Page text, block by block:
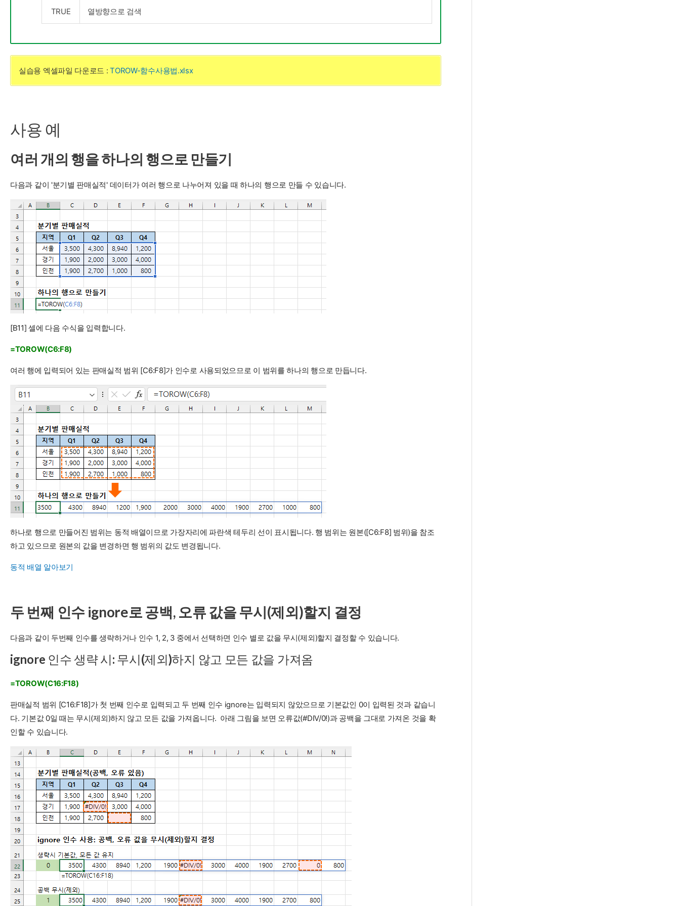
TRUE 열방향으로 검색
실습용 엑셀파일 다운로드 :TOROW-함수사용법.xlsx
사용 예
여러 개의 행을 하나의 행으로 만들기
다음과 같이 '분기별 판매실적' 데이터가 여러 행으로 나누어져 있을 때 하나의 행으로 만들 수 있습니다.
[B11] 셀에 다음 수식을 입력합니다.
=TOROW(C6:F8)
여러 행에 입력되어 있는 판매실적 범위 [C6:F8]가 인수로 사용되었으므로 이 범위를 하나의 행으로 만듭니다.
하나로 행으로 만들어진 범위는 동적 배열이므로 가장자리에 파란색 테두리 선이 표시됩니다. 행 범위는 원본([C6:F8] 범위)을 참조
하고 있으므로 원본의 값을 변경하면 행 범위의 값도 변경됩니다.
동적 배열 알아보기
두 번째 인수 ignore로 공백, 오류 값을 무시(제외)할지 결정
다음과 같이 두번째 인수를 생략하거나 인수 1, 2, 3 중에서 선택하면 인수 별로 값을 무시(제외)할지 결정할 수 있습니다.
ignore 인수 생략 시: 무시(제외)하지 않고 모든 값을 가져옴
=TOROW(C16:F18)
판매실적 범위 [C16:F18]가 첫 번째 인수로 입력되고 두 번째 인수 ignore는 입력되지 않았으므로 기본값인 0이 입력된 것과 같습니
다. 기본값 0일 때는 무시(제외)하지 않고 모든 값을 가져옵니다. 아래 그림을 보면 오류값(#DIV/0!)과 공백을 그대로 가져온 것을 확
인할 수 있습니다.